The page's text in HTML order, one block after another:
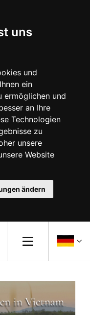
uns
und
ein
ermöglichen und
an Ihre
Technologien
zu
unsere
Website
ändern